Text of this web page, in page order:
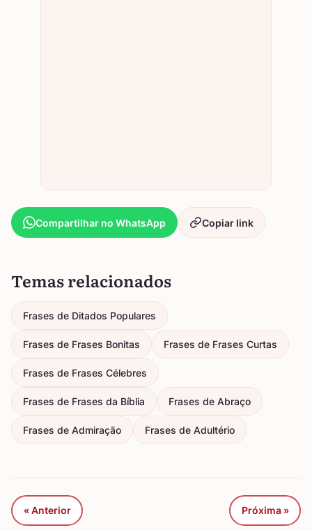
Compartilhar no WhatsApp Copiar link
Temas relacionados
Frases de Ditados Populares
Frases de Frases Bonitas Frases de Frases Curtas
Frases de Frases Célebres
Frases de Frases da Bíblia Frases de Abraço
Frases de Admiração Frases de Adultério
« Anterior Próxima »